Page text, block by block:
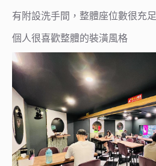
有附設洗手間，整體座位數很充足
個人很喜歡整體的裝潢風格